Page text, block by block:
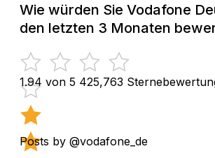
Wie würden Sie Vodafone
den letzten 3 Monaten
1.94 von 5 425,763
Posts by @vodafone_de